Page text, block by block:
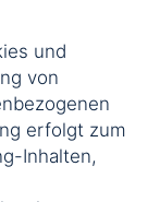
und
von
erfolgt zum
Inhalten,